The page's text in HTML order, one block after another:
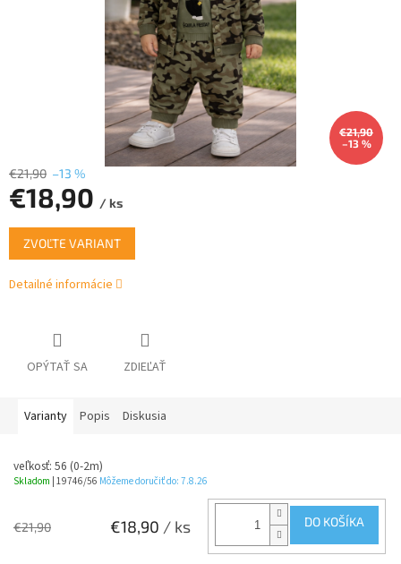
€21,90
–13 %
€21,90 –13 %
€18,90 / ks
Jednotková
cena:
ZVOĽTE VARIANT
Detailné informácie
OPÝTAŤ SA ZDIEĽAŤ
Varianty Popis Diskusia
veľkosť: 56 (0-2m)
Skladom | 19746/56 Môžeme doručiť do: 7.8.26
€21,90 €18,90 / ks DO KOŠÍKA